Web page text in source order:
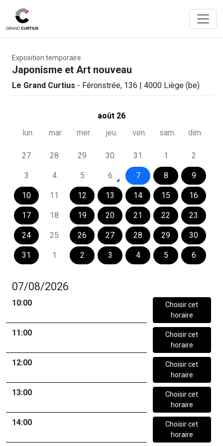
Exposition temporaire
Japonisme et Art nouveau
Le Grand Curtius - Féronstrée, 136 | 4000 Liège (be)
août 26
lun.
mar. mer. jeu. ven. sam. dim.
27 28 29 30 31 1 2
3 4 5 6 7 8 9
10 11 12 13 14 15 16
17 18 19 20 21 22 23
24 25 26 27 28 29 30
31 1 2 3 4 5 6
07/08/2026
10:00
Choisir cet
horaire
11:00
Choisir cet
horaire
12:00
Choisir cet
horaire
13:00
Choisir cet
horaire
14:00
Choisir cet
horaire